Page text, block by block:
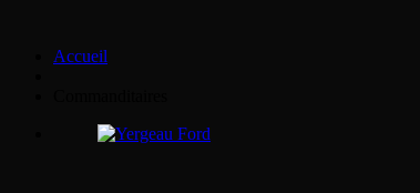
Accueil